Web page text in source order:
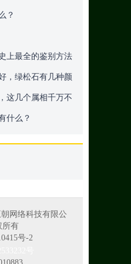
？
上最全的鉴别方法
，绿松石有几种颜
这几个属相千万不
什么？
网络科技有限公
所有
号-2